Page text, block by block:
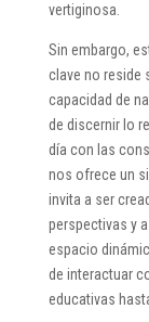
vertiginosa.
Sin embargo,
clave no reside
capacidad de
de discernir lo
día con las
nos ofrece un
invita a ser
perspectivas y
espacio
de interactuar
educativas